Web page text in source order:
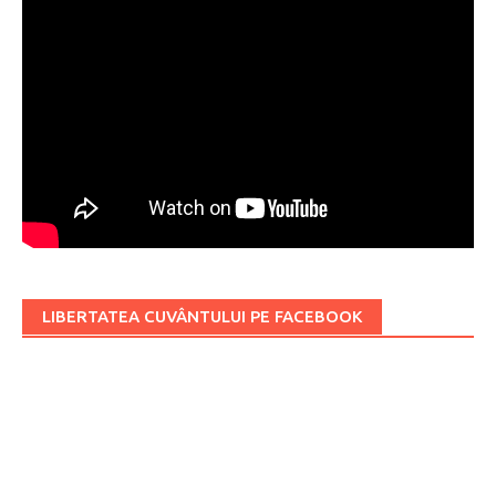
LIBERTATEA CUVÂNTULUI PE FACEBOOK